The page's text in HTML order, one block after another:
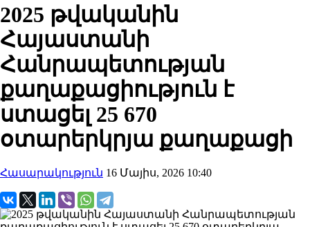
2025 թվականին
Հայաստանի
Հանրապետության
քաղաքացիություն է
ստացել 25 670
օտարերկրյա քաղաքացի
Հասարակություն 16 Մայիս, 2026 10:40